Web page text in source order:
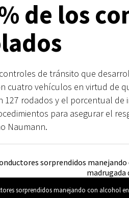
de los
de tránsito que
cuatro vehículos en virtud de
rodados y el porcentual de
para asegurar el
Naumann.
sorprendidos manejando con alcohol